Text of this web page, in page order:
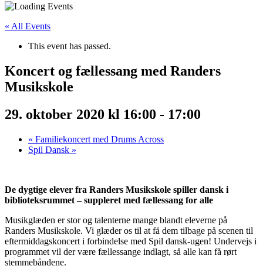
« All Events
This event has passed.
Koncert og fællessang med Randers
Musikskole
29. oktober 2020 kl 16:00 - 17:00
« Familiekoncert med Drums Across
Spil Dansk »
De dygtige elever fra Randers Musikskole spiller dansk i
biblioteksrummet – suppleret med fællessang for alle
Musikglæden er stor og talenterne mange blandt eleverne på
Randers Musikskole. Vi glæder os til at få dem tilbage på scenen til
eftermiddagskoncert i forbindelse med Spil dansk-ugen! Undervejs i
programmet vil der være fællessange indlagt, så alle kan få rørt
stemmebåndene.